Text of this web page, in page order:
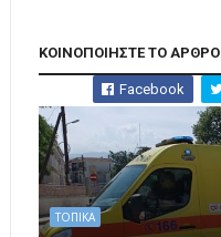
ΚΟΙΝΟΠΟΙΗΣΤΕ ΤΟ
Facebook
ΤΟΠΙΚΑ